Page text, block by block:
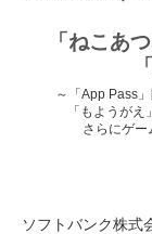
「ねこあ
～「App Pass
「もようが
さらにゲー
ソフトバンク株式